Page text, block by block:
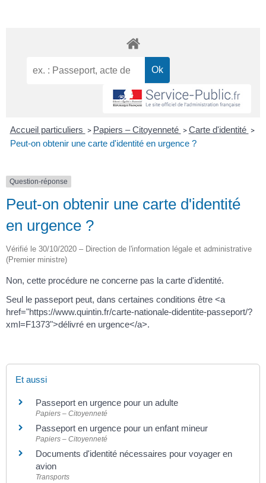
Accueil particuliers > Papiers – Citoyenneté > Carte d'identité >
Peut-on obtenir une carte d'identité en urgence ?
Question-réponse
Peut-on obtenir une carte d'identité
en urgence ?
Vérifié le 30/10/2020 – Direction de l'information légale et administrative
(Premier ministre)
Non, cette procédure ne concerne pas la carte d'identité.
Seul le passeport peut, dans certaines conditions être <a
href="https://www.quintin.fr/carte-nationale-didentite-passeport/?
xml=F1373">délivré en urgence</a>.
Et aussi
Passeport en urgence pour un adulte
Papiers – Citoyenneté
Passeport en urgence pour un enfant mineur
Papiers – Citoyenneté
Documents d'identité nécessaires pour voyager en
avion
Transports